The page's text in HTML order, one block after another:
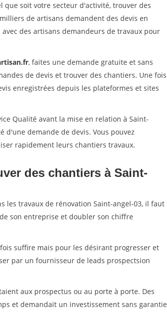
que soit votre secteur d'activité, trouver des
de artisans demandent des devis en
des artisans demandeurs de travaux pour
, faites une demande gratuite et sans
de devis et trouver des chantiers. Une fois
enregistrées depuis les plateformes et sites
Qualité avant la mise en relation à Saint-
d'une demande de devis. Vous pouvez
rapidement leurs chantiers travaux.
des chantiers à Saint-
les travaux de rénovation Saint-angel-03, il faut
son entreprise et doubler son chiffre
suffire mais pour les désirant progresser et
par un fournisseur de leads prospectsion
aux prospectus ou au porte à porte. Des
et demandait un investissement sans garantie